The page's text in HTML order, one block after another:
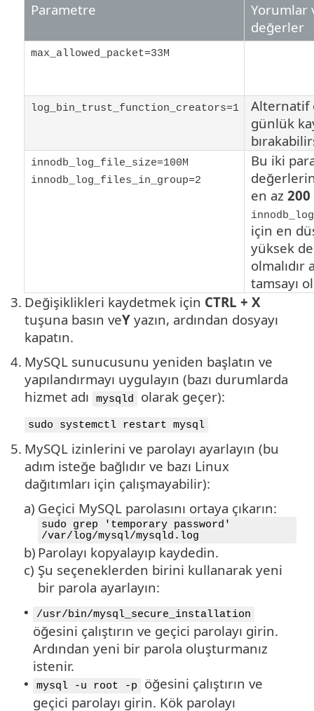
Parametre
Yorumlar
değerler
max_allowed_packet=33M
log_bin_trust_function_creators=1
Alternatif
günlük
innodb_log_file_size=100M
innodb_log_files_in_group=2
Bu iki
en az 200
için en
yüksek
olmalıdır
tamsayı
3. Değişiklikleri kaydetmek için CTRL + X
tuşuna basın veY yazın, ardından dosyayı
kapatın.
4. MySQL sunucusunu yeniden başlatın ve
yapılandırmayı uygulayın (bazı durumlarda
hizmet adı
mysqld olarak geçer):
sudo systemctl restart mysql
5. MySQL izinlerini ve parolayı ayarlayın (bu
adım isteğe bağlıdır ve bazı Linux
dağıtımları için çalışmayabilir):
a) Geçici MySQL parolasını ortaya çıkarın:
sudo grep 'temporary password'
/var/log/mysql/mysqld.log
b) Parolayı kopyalayıp kaydedin.
c) Şu seçeneklerden birini kullanarak yeni
bir parola ayarlayın:
• /usr/bin/mysql_secure_installation
öğesini çalıştırın ve geçici parolayı girin.
Ardından yeni bir parola oluşturmanız
istenir.
• mysql -u root -p
öğesini çalıştırın ve
geçici parolayı girin. Kök parolayı